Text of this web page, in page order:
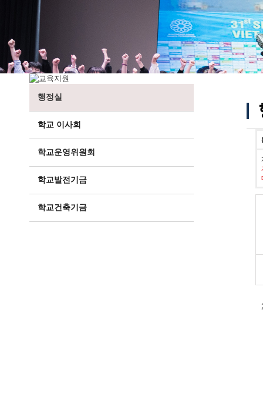
학생현황
위치/전화
전경사진
행정실
학교 이사회
학교운영위원회
학교발전기금
학교건축기금